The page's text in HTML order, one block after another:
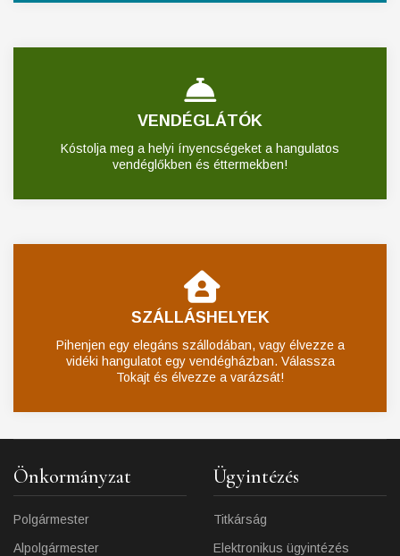
VENDÉGLÁTÓK
Kóstolja meg a helyi ínyencségeket a hangulatos
vendéglőkben és éttermekben!
SZÁLLÁSHELYEK
Pihenjen egy elegáns szállodában, vagy élvezze a
vidéki hangulatot egy vendégházban. Válassza
Tokajt és élvezze a varázsát!
Önkormányzat
Polgármester
Alpolgármester
Ügyintézés
Titkárság
Elektronikus ügyintézés